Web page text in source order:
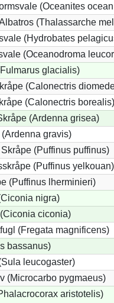
(Oceanites
(Thalassarche
(Hydrobates
(Oceanodroma
glacialis)
(Calonectris
(Calonectris borealis)
(Ardenna grisea)
gravis)
(Puffinus puffinus)
(Puffinus yelkouan)
(Puffinus lherminieri)
nigra)
ciconia)
(Fregata magnificens)
bassanus)
leucogaster)
(Microcarbo pygmaeus)
aristotelis)